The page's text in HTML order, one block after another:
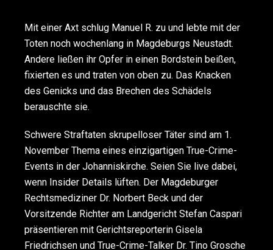
Mit einer Axt schlug Manuel R. zu und lebte mit der
Toten noch wochenlang in Magdeburgs Neustadt.
Andere ließen ihr Opfer in einen Bordstein beißen,
fixierten es und traten von oben zu. Das Knacken
des Genicks und das Brechen des Schädels
berauschte sie.
Schwere Straftaten skrupelloser Täter sind am 1.
November Thema eines einzigartigen True-Crime-
Events in der Johanniskirche. Seien Sie live dabei,
wenn Insider Details lüften. Der Magdeburger
Rechtsmediziner Dr. Norbert Beck und der
Vorsitzende Richter am Landgericht Stefan Caspari
präsentieren mit Gerichtsreporterin Gisela
Friedrichsen und True-Crime-Talker Dr. Tino Grosche